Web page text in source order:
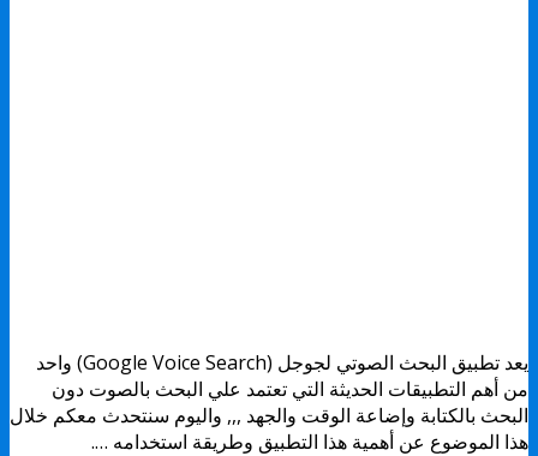
يعد تطبيق البحث الصوتي لجوجل (Google Voice Search) واحد
من أهم التطبيقات الحديثة التي تعتمد علي البحث بالصوت دون
البحث بالكتابة وإضاعة الوقت والجهد ,,, واليوم سنتحدث معكم خلال
هذا الموضوع عن أهمية هذا التطبيق وطريقة استخدامه ….